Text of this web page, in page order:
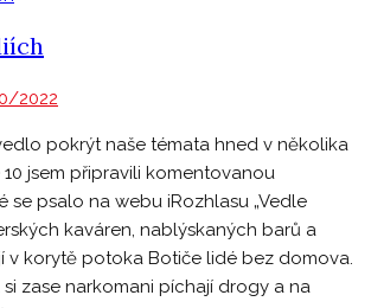
2022
pokrýt naše témata hned v několika
10 jsem připravili komentovanou
se psalo na webu iRozhlasu „Vedle
kaváren, nablýskaných barů a
v korytě potoka Botiče lidé bez domova.
zase narkomani píchají drogy a na